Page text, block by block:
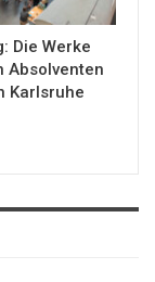
Die Werke
Absolventen
Karlsruhe